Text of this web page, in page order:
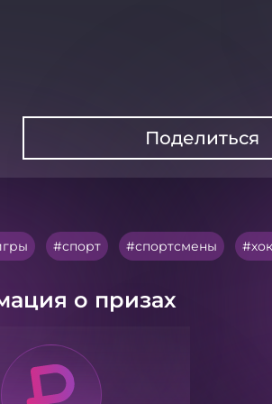
Поделиться
спорт спортсмены
о призах